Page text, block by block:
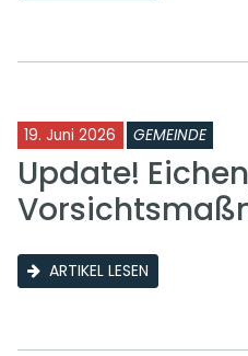
19. Juni 2026 GEMEINDE
Update!
ARTIKEL LESEN